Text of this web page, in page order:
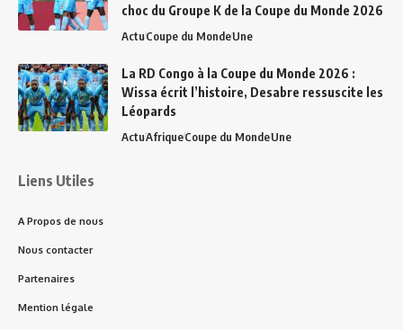
choc du Groupe K de la Coupe du Monde 2026
ActuCoupe du MondeUne
La RD Congo à la Coupe du Monde 2026 :
Wissa écrit l’histoire, Desabre ressuscite les
Léopards
ActuAfriqueCoupe du MondeUne
Liens Utiles
A Propos de nous
Nous contacter
Partenaires
Mention légale